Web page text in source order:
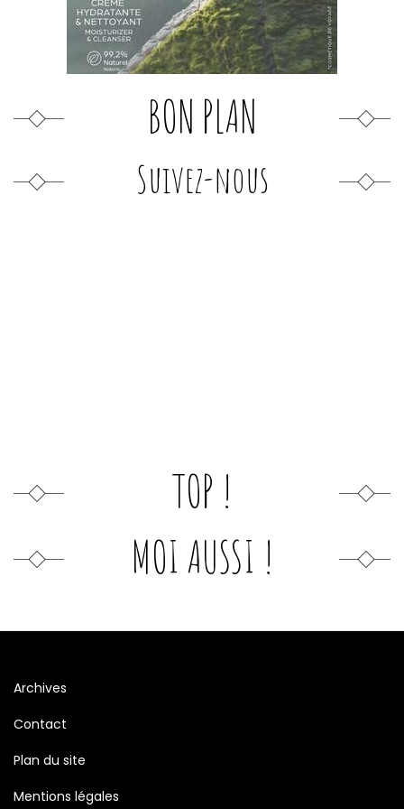
BON PLAN
Suivez-nous
TOP !
MOI AUSSI !
Archives
Contact
Plan du site
Mentions légales